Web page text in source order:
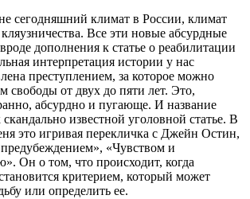
сегодняшний климат в России, климат
Все эти новые абсурдные
дополнения к статье о реабилитации
интерпретация истории у нас
преступлением, за которое можно
свободы от двух до пяти лет. Это,
абсурдно и пугающе. И название
известной уголовной статье. В
это игривая перекличка с Джейн Остин,
«Чувством и
Он о том, что происходит, когда
критерием, который может
или определить ее.